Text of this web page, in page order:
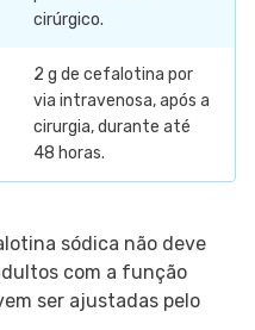
cirúrgico.
2 g de cefalotina por
via intravenosa, após a
cirurgia, durante até
48 horas.
sódica não deve
com a função
ser ajustadas pelo